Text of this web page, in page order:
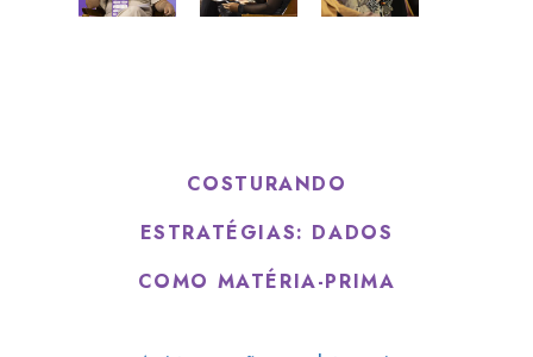
COSTURANDO
ESTRATÉGIAS: DADOS
COMO MATÉRIA-PRIMA